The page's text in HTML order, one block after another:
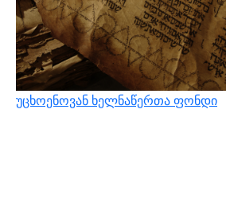
უცხოენოვან ხელნაწერთა ფონდი